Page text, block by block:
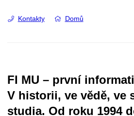
Kontakty Domů
FI MU – první
V historii, ve vědě, ve
studia. Od roku 1994